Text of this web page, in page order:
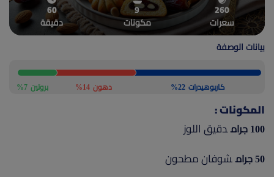
أعلن معنا(current)
260
سعرات
9
مكونات
60
دقيقة
بيانات الوصفة
كاربوهيدرات 22% دهون 14% بروتين 7%
المكونات :
100 جرام دقيق اللوز
50 جرام شوفان مطحون